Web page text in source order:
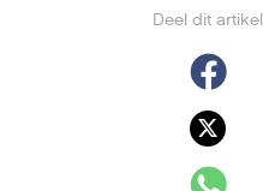
Deel dit artikel